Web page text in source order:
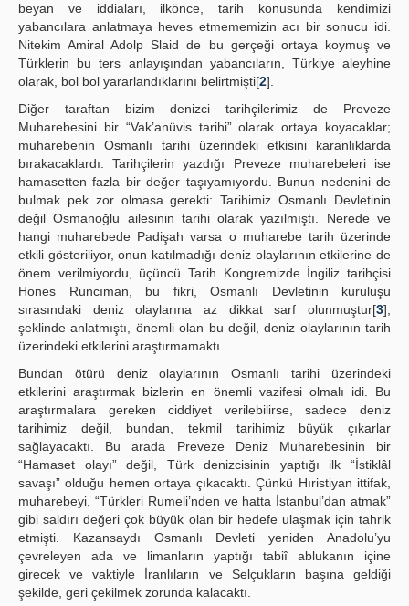
beyan ve iddiaları, ilkönce, tarih konusunda kendimizi
yabancılara anlatmaya heves etmememizin acı bir sonucu idi.
Nitekim Amiral Adolp Slaid de bu gerçeği ortaya koymuş ve
Türklerin bu ters anlayışından yabancıların, Türkiye aleyhine
olarak, bol bol yararlandıklarını belirtmişti[2].
Diğer taraftan bizim denizci tarihçilerimiz de Preveze
Muharebesini bir “Vak’anüvis tarihi” olarak ortaya koyacaklar;
muharebenin Osmanlı tarihi üzerindeki etkisini karanlıklarda
bırakacaklardı. Tarihçilerin yazdığı Preveze muharebeleri ise
hamasetten fazla bir değer taşıyamıyordu. Bunun nedenini de
bulmak pek zor olmasa gerekti: Tarihimiz Osmanlı Devletinin
değil Osmanoğlu ailesinin tarihi olarak yazılmıştı. Nerede ve
hangi muharebede Padişah varsa o muharebe tarih üzerinde
etkili gösteriliyor, onun katılmadığı deniz olaylarının etkilerine de
önem verilmiyordu, üçüncü Tarih Kongremizde İngiliz tarihçisi
Hones Runcıman, bu fikri, Osmanlı Devletinin kuruluşu
sırasındaki deniz olaylarına az dikkat sarf olunmuştur[3],
şeklinde anlatmıştı, önemli olan bu değil, deniz olaylarının tarih
üzerindeki etkilerini araştırmamaktı.
Bundan ötürü deniz olaylarının Osmanlı tarihi üzerindeki
etkilerini araştırmak bizlerin en önemli vazifesi olmalı idi. Bu
araştırmalara gereken ciddiyet verilebilirse, sadece deniz
tarihimiz değil, bundan, tekmil tarihimiz büyük çıkarlar
sağlayacaktı. Bu arada Preveze Deniz Muharebesinin bir
“Hamaset olayı” değil, Türk denizcisinin yaptığı ilk “İstiklâl
savaşı” olduğu hemen ortaya çıkacaktı. Çünkü Hıristiyan ittifak,
muharebeyi, “Türkleri Rumeli’nden ve hatta İstanbul’dan atmak”
gibi saldırı değeri çok büyük olan bir hedefe ulaşmak için tahrik
etmişti. Kazansaydı Osmanlı Devleti yeniden Anadolu’yu
çevreleyen ada ve limanların yaptığı tabiî ablukanın içine
girecek ve vaktiyle İranlıların ve Selçukların başına geldiği
şekilde, geri çekilmek zorunda kalacaktı.